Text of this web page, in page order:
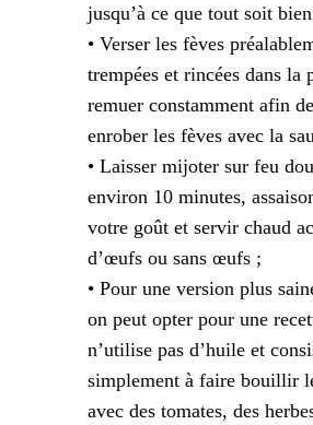
jusqu’à ce que tout soit
• Verser les fèves
trempées et rincées dans la
remuer constamment afin
enrober les fèves avec la
• Laisser mijoter sur feu
environ 10 minutes,
votre goût et servir chaud
d’œufs ou sans œufs ;
• Pour une version plus
on peut opter pour une
n’utilise pas d’huile et
simplement à faire bouillir
avec des tomates, des